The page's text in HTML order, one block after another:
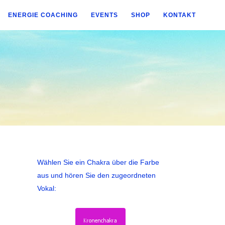
ENERGIE COACHING EVENTS SHOP KONTAKT
Wählen Sie ein Chakra über die Farbe
aus und hören Sie den zugeordneten
Vokal: